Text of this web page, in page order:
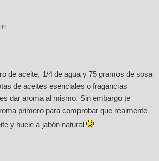
de aceite, 1/4 de agua y 75 gramos de sosa
de aceites esenciales o fragancias
dar aroma al mismo. Sin embargo te
primero para comprobar que realmente
y huele a jabón natural